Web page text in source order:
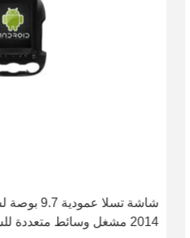
2014 مشغل وسائط متعددة للسيارة يعمل بنظام أندرويد